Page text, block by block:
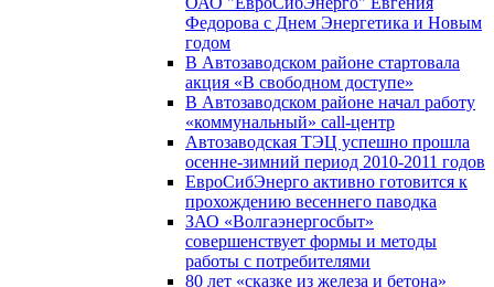
Федорова с Днем Энергетика и Новым
годом
В Автозаводском районе стартовала
акция «В свободном доступе»
В Автозаводском районе начал работу
«коммунальный» call-центр
Автозаводская ТЭЦ успешно прошла
осенне-зимний период 2010-2011 годов
ЕвроСибЭнерго активно готовится к
прохождению весеннего паводка
ЗАО «Волгаэнергосбыт»
совершенствует формы и методы
работы с потребителями
80 лет «сказке из железа и бетона»